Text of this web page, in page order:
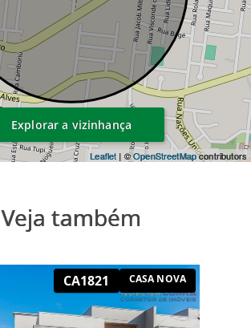
Leaflet | ©OpenStreetMapcontributors
Explorar a vizinhança
Veja também
CA1821 CASA NOVA